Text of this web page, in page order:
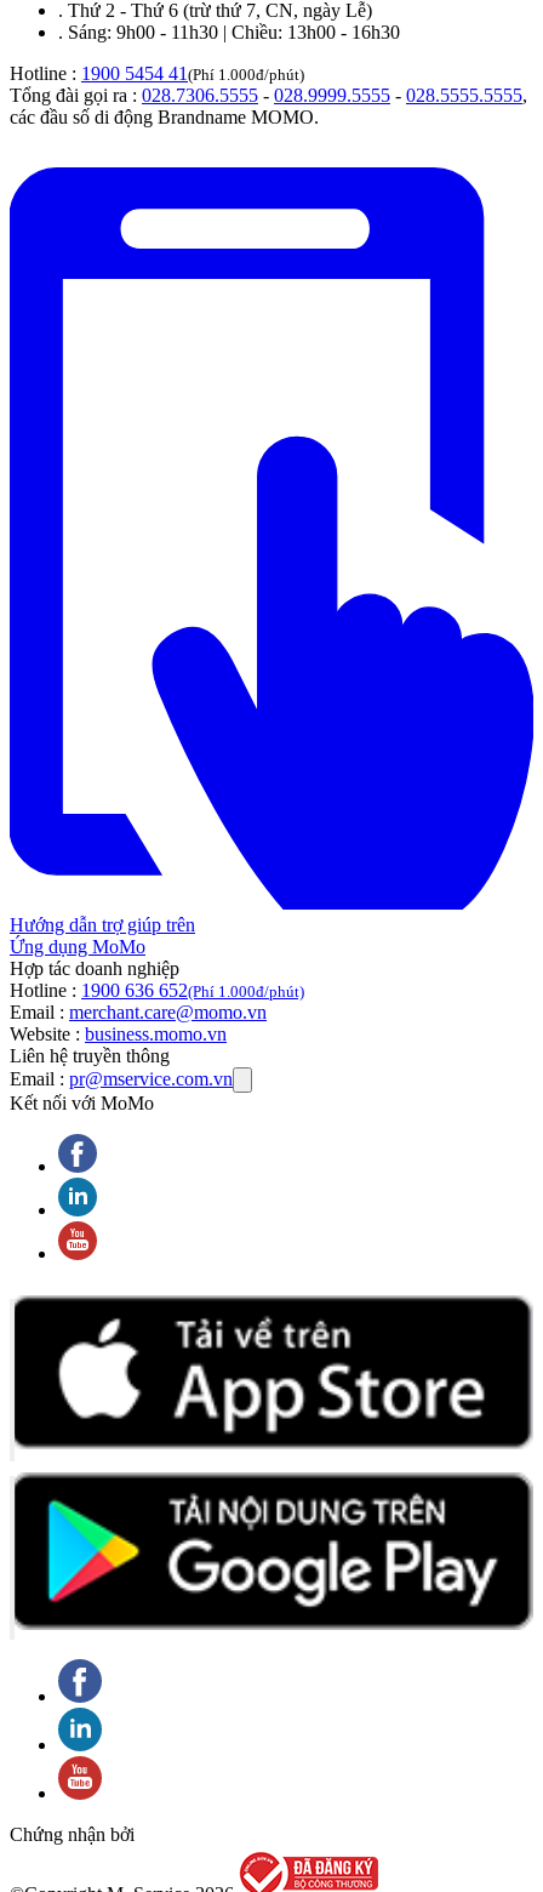
. Thứ 2 - Thứ 6 (trừ thứ 7, CN, ngày Lễ)
. Sáng: 9h00 - 11h30 | Chiều: 13h00 - 16h30
Hotline : 1900 5454 41 (Phí 1.000đ/phút)
Tổng đài gọi ra : 028.7306.5555 - 028.9999.5555 - 028.5555.5555,
các đầu số di động Brandname MOMO.
Hướng dẫn trợ giúp trên
Ứng dụng MoMo
Hợp tác doanh nghiệp
Hotline : 1900 636 652(Phí 1.000đ/phút)
Email : merchant.care@momo.vn
Website : business.momo.vn
Liên hệ truyền thông
Email : pr@mservice.com.vn
Kết nối với MoMo
Chứng nhận bởi